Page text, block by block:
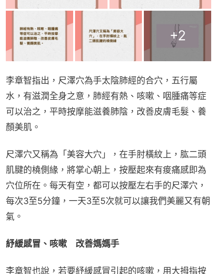
+2
李章智指出，尺澤穴為手太陰肺經的合穴，五行屬
水，有滋潤全身之意，肺經有熱、咳嗽、咽腫痛等症
可以治之，平時按摩能滋養肺陰，改善皮膚毛髮、養
顏美肌。
尺澤穴又稱為「美容大穴」，在手肘橫紋上，肱二頭
肌腱的橈側緣，將掌心朝上，按壓起來有痠痛感即為
穴位所在。每天有空，都可以按壓左右手的尺澤穴，
每次3至5分鐘，一天3至5次就可以讓我們美麗又有朝
氣。
紓緩感冒、咳嗽　改善媽媽手
李章智也說，若要紓緩感冒引起的咳嗽，用大拇指按